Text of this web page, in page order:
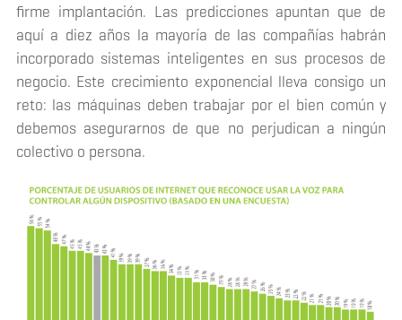
firme implantación. Las predicciones apuntan que de
aquí a diez años la mayoría de las compañías habrán
incorporado sistemas inteligentes en sus procesos de
negocio. Este crecimiento exponencial lleva consigo un
reto: las máquinas deben trabajar por el bien común y
debemos asegurarnos de que no perjudican a ningún
colectivo o persona.